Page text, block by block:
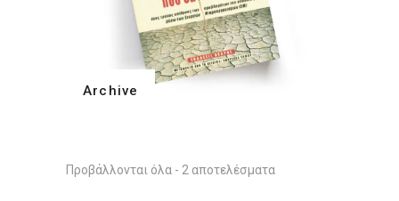
Archive
Προβάλλονται όλα - 2 αποτελέσματα